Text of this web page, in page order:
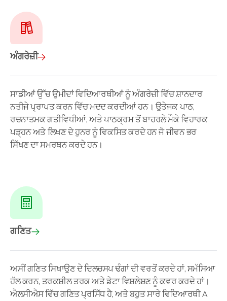
ਅੰਗਰੇਜ਼ੀ
ਸਾਡੀਆਂ ਉੱਚ ਉਮੀਦਾਂ ਵਿਦਿਆਰਥੀਆਂ ਨੂੰ ਅੰਗਰੇਜ਼ੀ ਵਿੱਚ ਸ਼ਾਨਦਾਰ
ਨਤੀਜੇ ਪ੍ਰਾਪਤ ਕਰਨ ਵਿੱਚ ਮਦਦ ਕਰਦੀਆਂ ਹਨ। ਉਤੇਜਕ ਪਾਠ,
ਰਚਨਾਤਮਕ ਗਤੀਵਿਧੀਆਂ, ਅਤੇ ਪਾਠਕ੍ਰਮ ਤੋਂ ਬਾਹਰਲੇ ਮੌਕੇ ਵਿਹਾਰਕ
ਪੜ੍ਹਨ ਅਤੇ ਲਿਖਣ ਦੇ ਹੁਨਰ ਨੂੰ ਵਿਕਸਿਤ ਕਰਦੇ ਹਨ ਜੋ ਜੀਵਨ ਭਰ
ਸਿੱਖਣ ਦਾ ਸਮਰਥਨ ਕਰਦੇ ਹਨ।
ਗਣਿਤ
ਅਸੀਂ ਗਣਿਤ ਸਿਖਾਉਣ ਦੇ ਦਿਲਚਸਪ ਢੰਗਾਂ ਦੀ ਵਰਤੋਂ ਕਰਦੇ ਹਾਂ, ਸਮੱਸਿਆ
ਹੱਲ ਕਰਨ, ਤਰਕਸ਼ੀਲ ਤਰਕ ਅਤੇ ਡੇਟਾ ਵਿਸ਼ਲੇਸ਼ਣ ਨੂੰ ਕਵਰ ਕਰਦੇ ਹਾਂ।
ਐਲਸੀਐਸ ਵਿੱਚ ਗਣਿਤ ਪ੍ਰਸਿੱਧ ਹੈ, ਅਤੇ ਬਹੁਤ ਸਾਰੇ ਵਿਦਿਆਰਥੀ A